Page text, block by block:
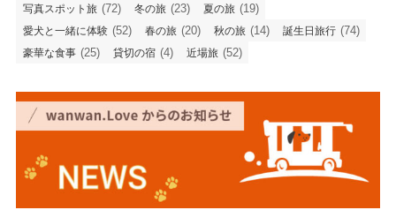
写真スポット旅 (72) 冬の旅 (23) 夏の旅 (19)
愛犬と一緒に体験 (52) 春の旅 (20) 秋の旅 (14) 誕生日旅行 (74)
豪華な食事 (25) 貸切の宿 (4) 近場旅 (52)